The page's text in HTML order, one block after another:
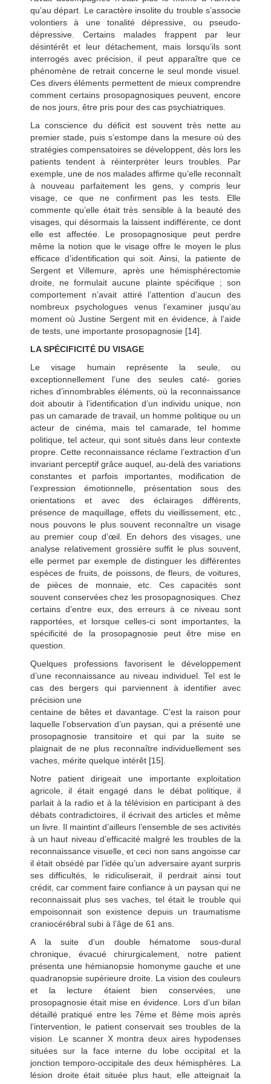
qu’au départ. Le caractère insolite du trouble s’associe
volontiers à une tonalité dépressive, ou pseudo-
dépressive. Certains malades frappent par leur
désintérêt et leur détachement, mais lorsqu’ils sont
interrogés avec précision, il peut apparaître que ce
phénomène de retrait concerne le seul monde visuel.
Ces divers éléments permettent de mieux comprendre
comment certains prosopagnosiques peuvent, encore
de nos jours, être pris pour des cas psychiatriques.
La conscience du déficit est souvent très nette au
premier stade, puis s’estompe dans la mesure où des
stratégies compensatoires se développent, dès lors les
patients tendent à réinterpréter leurs troubles. Par
exemple, une de nos malades affirme qu’elle reconnaît
à nouveau parfaitement les gens, y compris leur
visage, ce que ne confirment pas les tests. Elle
commente qu’elle était très sensible à la beauté des
visages, qui désormais la laissent indifférente, ce dont
elle est affectée. Le prosopagnosique peut perdre
même la notion que le visage offre le moyen le plus
efficace d’identification qui soit. Ainsi, la patiente de
Sergent et Villemure, après une hémisphérectomie
droite, ne formulait aucune plainte spécifique ; son
comportement n’avait attiré l’attention d’aucun des
nombreux psychologues venus l’examiner jusqu’au
moment où Justine Sergent mit en évidence, à l’aide
de tests, une importante prosopagnosie [14].
LA SPÉCIFICITÉ DU VISAGE
Le visage humain représente la seule, ou
exceptionnellement l’une des seules caté- gories
riches d’innombrables éléments, où la reconnaissance
doit aboutir à l’identification d’un individu unique, non
pas un camarade de travail, un homme politique ou un
acteur de cinéma, mais tel camarade, tel homme
politique, tel acteur, qui sont situés dans leur contexte
propre. Cette reconnaissance réclame l’extraction d’un
invariant perceptif grâce auquel, au-delà des variations
constantes et parfois importantes, modification de
l’expression émotionnelle, présentation sous des
orientations et avec des éclairages différents,
présence de maquillage, effets du vieillissement, etc.,
nous pouvons le plus souvent reconnaître un visage
au premier coup d’œil. En dehors des visages, une
analyse relativement grossière suffit le plus souvent,
elle permet par exemple de distinguer les différentes
espèces de fruits, de poissons, de fleurs, de voitures,
de pièces de monnaie, etc. Ces capacités sont
souvent conservées chez les prosopagnosiques. Chez
certains d’entre eux, des erreurs à ce niveau sont
rapportées, et lorsque celles-ci sont importantes, la
spécificité de la prosopagnosie peut être mise en
question.
Quelques professions favorisent le développement
d’une reconnaissance au niveau individuel. Tel est le
cas des bergers qui parviennent à identifier avec
précision une
centaine de bêtes et davantage. C’est la raison pour
laquelle l’observation d’un paysan, qui a présenté une
prosopagnosie transitoire et qui par la suite se
plaignait de ne plus reconnaître individuellement ses
vaches, mérite quelque intérêt [15].
Notre patient dirigeait une importante exploitation
agricole, il était engagé dans le débat politique, il
parlait à la radio et à la télévision en participant à des
débats contradictoires, il écrivait des articles et même
un livre. Il maintint d’ailleurs l’ensemble de ses activités
à un haut niveau d’efficacité malgré les troubles de la
reconnaissance visuelle, et ceci non sans angoisse car
il était obsédé par l’idée qu’un adversaire ayant surpris
ses difficultés, le ridiculiserait, il perdrait ainsi tout
crédit, car comment faire confiance à un paysan qui ne
reconnaissait plus ses vaches, tel était le trouble qui
empoisonnait son existence depuis un traumatisme
craniocérébral subi à l’âge de 61 ans.
A la suite d’un double hématome sous-dural
chronique, évacué chirurgicalement, notre patient
présenta une hémianopsie homonyme gauche et une
quadranopsie supérieure droite. La vision des couleurs
et la lecture étaient bien conservées, une
prosopagnosie était mise en évidence. Lors d’un bilan
détaillé pratiqué entre les 7ème et 8ème mois après
l’intervention, le patient conservait ses troubles de la
vision. Le scanner X montra deux aires hypodenses
situées sur la face interne du lobe occipital et la
jonction temporo-occipitale des deux hémisphères. La
lésion droite était située plus haut, elle atteignait la